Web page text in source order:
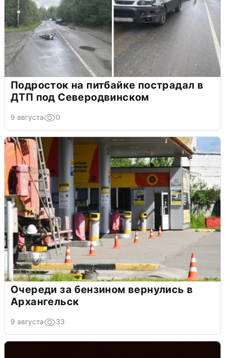
Подросток на питбайке пострадал в
ДТП под Северодвинском
9 августа 0
Очереди за бензином вернулись в
Архангельск
9 августа 33